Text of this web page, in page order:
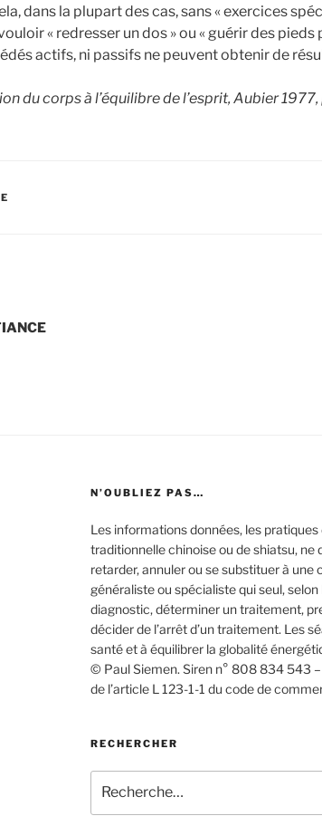
dans la plupart des cas, sans « exercices
« redresser un dos » ou « guérir des pieds
actifs, ni passifs ne peuvent obtenir de
du corps à l’équilibre de l’esprit, Aubier
N’OUBLIEZ PAS…
Les informations données, les
traditionnelle chinoise ou de shiatsu,
retarder, annuler ou se substituer à une
généraliste ou spécialiste qui seul,
diagnostic, déterminer un traitement,
décider de l’arrêt d’un traitement. Les
santé et à équilibrer la globalité
© Paul Siemen. Siren n° 808 834 543
de l’article L 123-1-1 du code de
RECHERCHER
pour